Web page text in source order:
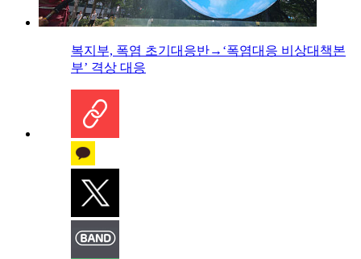
복지부, 폭염 초기대응반→‘폭염대응 비상대책본
부’ 격상 대응